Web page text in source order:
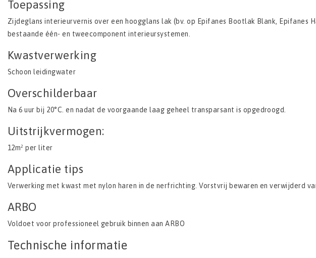
Toepassing
Zijdeglans interieurvernis over een hoogglans lak (bv. op Epifanes Bootlak Blank, Epifanes
bestaande één- en tweecomponent interieursystemen.
Kwastverwerking
Schoon leidingwater
Overschilderbaar
Na 6 uur bij 20°C. en nadat de voorgaande laag geheel transparsant is opgedroogd.
Uitstrijkvermogen:
12m² per liter
Applicatie tips
Verwerking met kwast met nylon haren in de nerfrichting. Vorstvrij bewaren en verwijderd
ARBO
Voldoet voor professioneel gebruik binnen aan ARBO
Technische informatie